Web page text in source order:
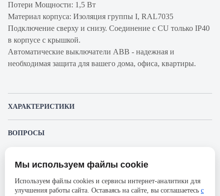
Потери Мощности: 1,5 Вт
Материал корпуса: Изоляция группы I, RAL7035
Подключение сверху и снизу. Соединение с CU только IP40
в корпусе с крышкой.
Автоматические выключатели ABB - надежная и
необходимая защита для вашего дома, офиса, квартиры.
ХАРАКТЕРИСТИКИ
Производитель
Серия
S803PV
ВОПРОСЫ
Пожалуйста, авторизуйтесь, чтобы иметь
Представленные изображения и характеристики могут отличаться от реального
без предварительного уведомления. Компания АйДистрибьют не несёт
ответственности в случае не соответствия текущей модели товаров фотографиям,
Мы используем файлы cookie
Используем файлы cookies и сервисы интернет-аналитики для
улучшения работы сайта. Оставаясь на сайте, вы соглашаетесь с